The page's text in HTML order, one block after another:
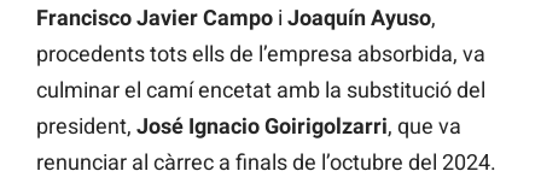
FranciscoJavierCampo i JoaquínAyuso,
procedents tots ells de l’empresa absorbida, va
culminar el camí encetat amb la substitució del
president, José Ignacio Goirigolzarri, que va
renunciar al càrrec a finals de l’octubre del 2024.